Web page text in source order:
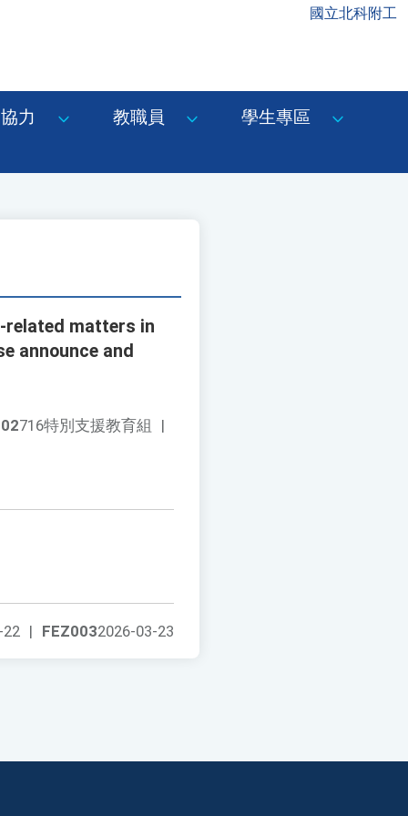
國立北科附工
協力 教職員 學生專區
related matters in
announce and
716特別支援教育組 |
FEZ0032026-03-23
22 |